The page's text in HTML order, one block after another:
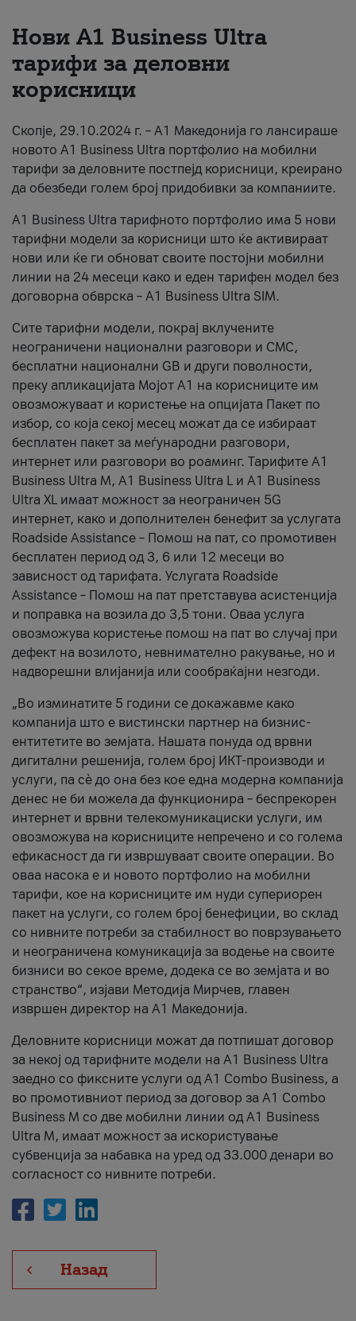
За нас
#ПодобарОнлајн
Нови А1 Business Ultra
тарифи за деловни
корисници
Скопје, 29.10.2024 г. – А1 Македонија го лансираше
новото А1 Business Ultra портфолио на мобилни
тарифи за деловните постпејд корисници, креирано
да обезбеди голем број придобивки за компаниите.
A1 Business Ultra тарифното портфолио има 5 нови
тарифни модели за корисници што ќе активираат
нови или ќе ги обноват своите постојни мобилни
линии на 24 месеци како и еден тарифен модел без
договорна обврска – A1 Business Ultra SIM.
Сите тарифни модели, покрај вклучените
неограничени национални разговори и СМС,
бесплатни национални GB и други поволности,
преку апликацијата Мојот А1 на корисниците им
овозможуваат и користење на опцијата Пакет по
избор, со која секој месец можат да се избираат
бесплатен пакет за меѓународни разговори,
интернет или разговори во роаминг. Тарифите A1
Business Ultra M, A1 Business Ultra L и A1 Business
Ultra XL имаат можност за неограничен 5G
интернет, како и дополнителен бенефит за услугата
Roadside Assistance – Помош на пат, со промотивен
бесплатен период од 3, 6 или 12 месеци во
зависност од тарифата. Услугата Roadside
Assistance – Помош на пат претставува асистенција
и поправка на возила до 3,5 тони. Оваа услуга
овозможува користење помош на пат во случај при
дефект на возилото, невнимателно ракување, но и
надворешни влијанија или сообраќајни незгоди.
„Во изминатите 5 години се докажавме како
компанија што е вистински партнер на бизнис-
ентитетите во земјата. Нашата понуда од врвни
дигитални решенија, голем број ИКТ-производи и
услуги, па сè до она без кое една модерна компанија
денес не би можела да функционира – беспрекорен
интернет и врвни телекомуникациски услуги, им
овозможува на корисниците непречено и со голема
ефикасност да ги извршуваат своите операции. Во
оваа насока е и новото портфолио на мобилни
тарифи, кое на корисниците им нуди супериорен
пакет на услуги, со голем број бенефиции, во склад
со нивните потреби за стабилност во поврзувањето
и неограничена комуникација за водење на своите
бизниси во секое време, додека се во земјата и во
странство“, изјави Методија Мирчев, главен
извршен директор на А1 Македонија.
Деловните корисници можат да потпишат договор
за некој од тарифните модели на A1 Business Ultra
заедно со фиксните услуги од A1 Combo Business, а
во промотивниот период за договор за A1 Combo
Business M со две мобилни линии од A1 Business
Ultra M, имаат можност за искористување
субвенција за набавка на уред од 33.000 денари во
согласност со нивните потреби.
Назад